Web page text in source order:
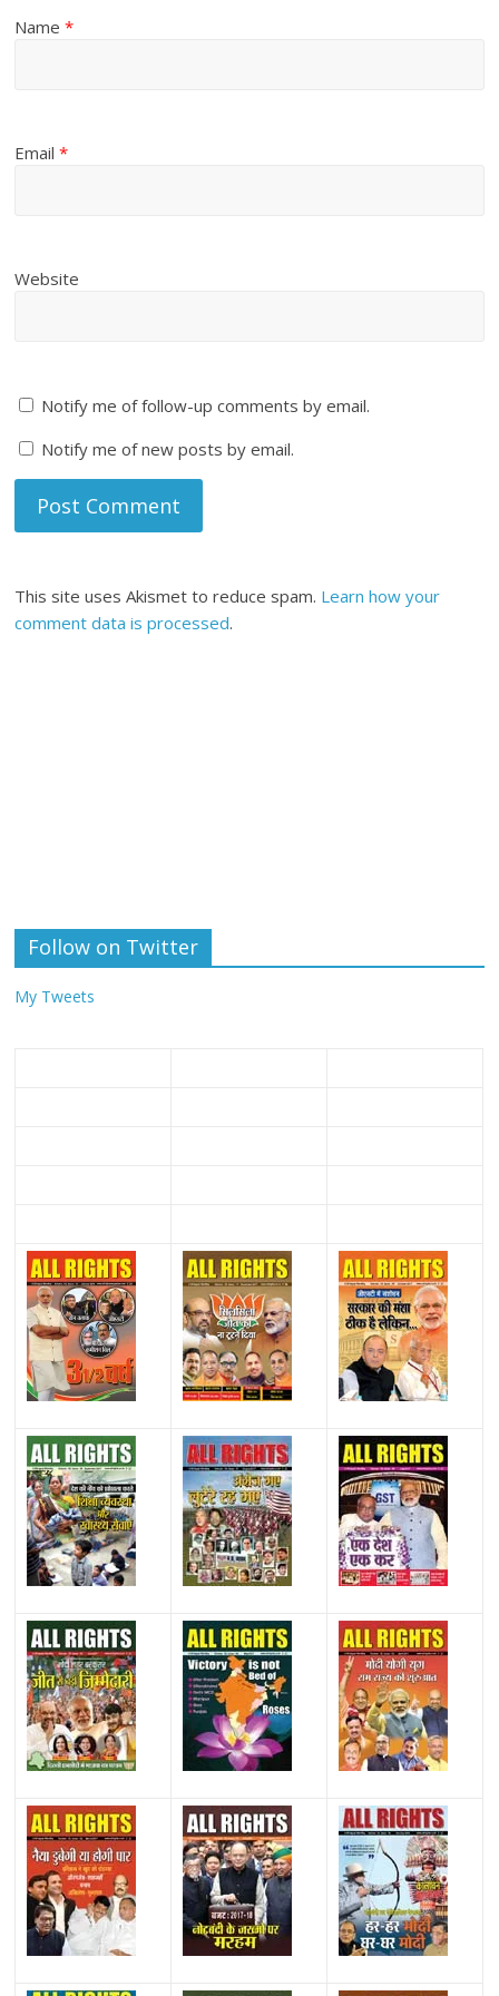
Name*
Email*
Website
Notify me of follow-up comments by email.
Notify me of new posts by email.
This site uses Akismet to reduce spam. Learn how your
comment data is processed.
Follow on Twitter
My Tweets